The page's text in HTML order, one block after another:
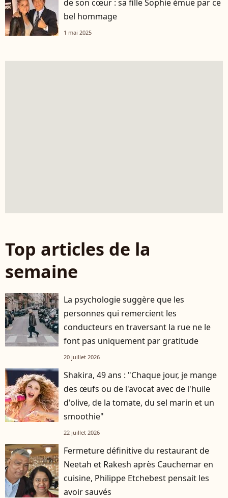
de son cœur : sa fille Sophie émue par ce
bel hommage
1 mai 2025
Top articles de la
semaine
La psychologie suggère que les
personnes qui remercient les
conducteurs en traversant la rue ne le
font pas uniquement par gratitude
20 juillet 2026
Shakira, 49 ans : "Chaque jour, je mange
des œufs ou de l'avocat avec de l'huile
d'olive, de la tomate, du sel marin et un
smoothie"
22 juillet 2026
Fermeture définitive du restaurant de
Neetah et Rakesh après Cauchemar en
cuisine, Philippe Etchebest pensait les
avoir sauvés